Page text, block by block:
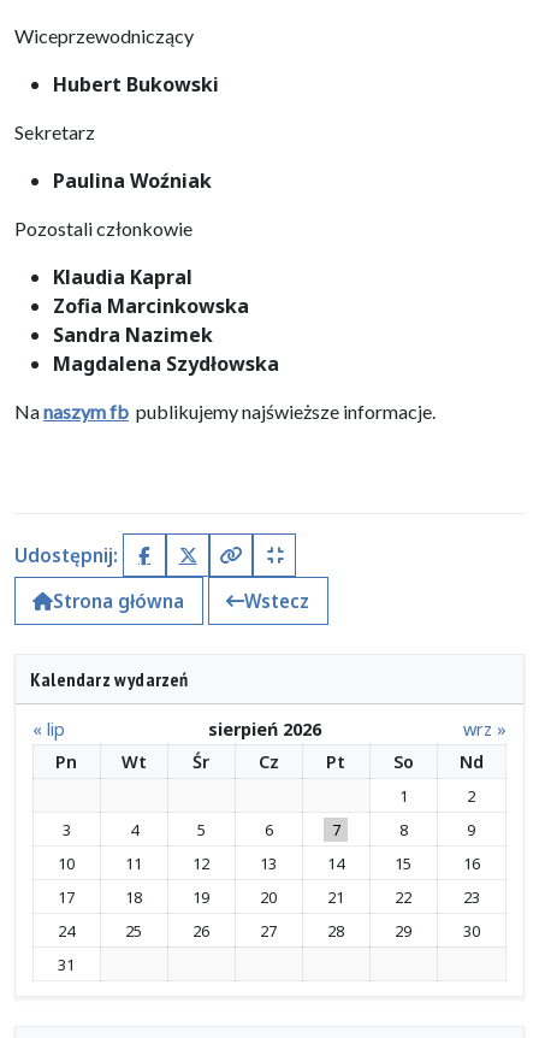
Wiceprzewodniczący
Hubert Bukowski
Sekretarz
Paulina Woźniak
Pozostali członkowie
Klaudia Kapral
Zofia Marcinkowska
Sandra Nazimek
Magdalena Szydłowska
Nanaszym fb publikujemy najświeższe informacje.
Udostępnij: FacebookX (Twitter)
Kopiuj pełny link
Kopiuj krótki link
Strona główna
Wstecz
Kalendarz wydarzeń
« lip sierpień 2026
wrz »
Pn
Wt Śr Cz Pt So Nd
1
2
3
4 5 6 7 8
9
10
11 12 13 14 15
16
17
18 19 20 21 22
23
24
25 26 27 28 29
30
31